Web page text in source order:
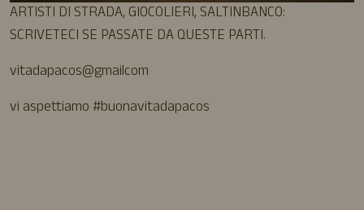
ARTISTI DI STRADA, GIOCOLIERI, SALTINBANCO:
SCRIVETECI SE PASSATE DA QUESTE PARTI.
vitadapacos@gmailcom
vi aspettiamo #buonavitadapacos